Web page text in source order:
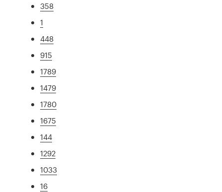
358
1
448
915
1789
1479
1780
1675
144
1292
1033
16